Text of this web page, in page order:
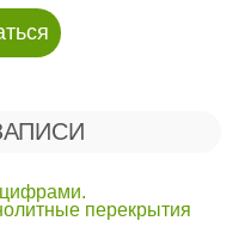
перекрытия